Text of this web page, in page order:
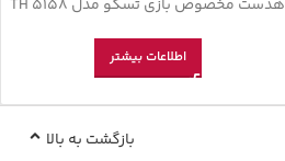
هدست مخصوص بازی تسکو مدل TH 5158
اطلاعات بیشتر
بازگشت به بالا